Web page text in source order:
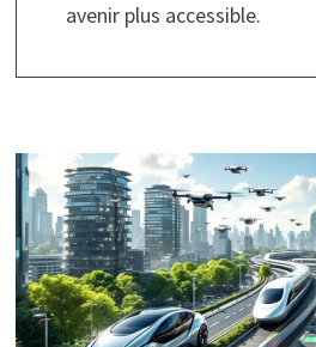
avenir plus accessible.